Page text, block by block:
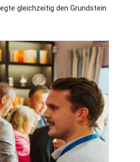
gleichzeitig den Grundstein